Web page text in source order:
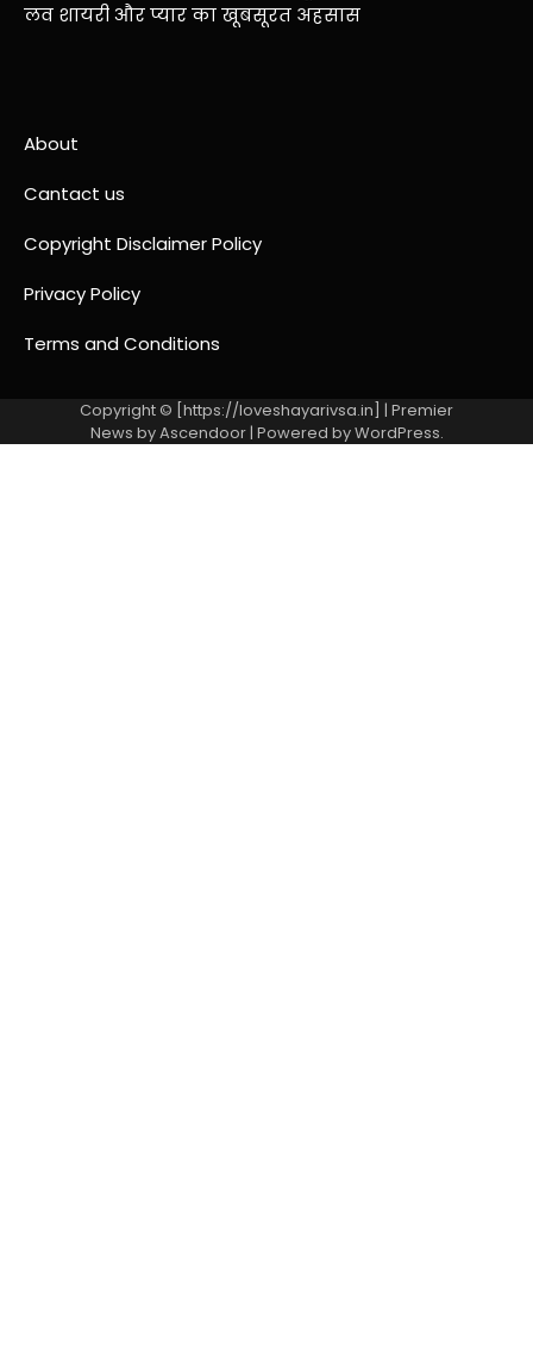
लव शायरी और प्यार का खूबसूरत अहसास
About
Cantact us
Copyright Disclaimer Policy
Privacy Policy
Terms and Conditions
Copyright © [https://loveshayarivsa.in] | Premier
News byAscendoor| Powered byWordPress.